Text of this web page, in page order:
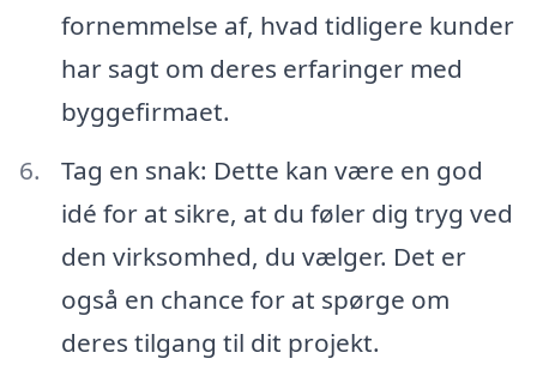
fornemmelse af, hvad tidligere kunder
har sagt om deres erfaringer med
byggefirmaet.
Tag en snak: Dette kan være en god
idé for at sikre, at du føler dig tryg ved
den virksomhed, du vælger. Det er
også en chance for at spørge om
deres tilgang til dit projekt.